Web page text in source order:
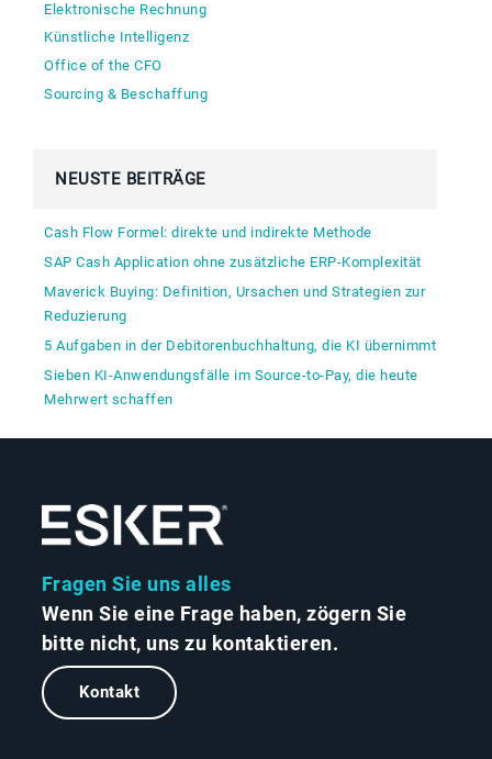
Elektronische Rechnung
Künstliche Intelligenz
Office of the CFO
Sourcing & Beschaffung
NEUSTE BEITRÄGE
Cash Flow Formel: direkte und indirekte Methode
SAP Cash Application ohne zusätzliche ERP-Komplexität
Maverick Buying: Definition, Ursachen und Strategien zur
Reduzierung
5 Aufgaben in der Debitorenbuchhaltung, die KI übernimmt
Sieben KI-Anwendungsfälle im Source-to-Pay, die heute
Mehrwert schaffen
Fragen Sie uns alles
Wenn Sie eine Frage haben, zögern Sie
bitte nicht, uns zu kontaktieren.
Kontakt